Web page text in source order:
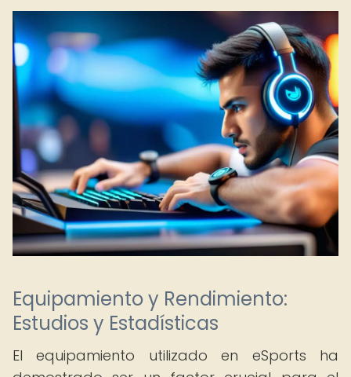
Equipamiento y Rendimiento:
Estudios y Estadísticas
El equipamiento utilizado en eSports ha